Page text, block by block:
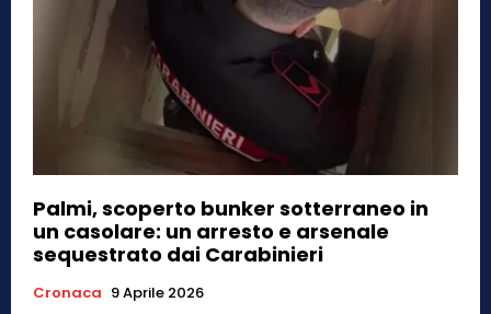
Palmi, scoperto bunker sotterraneo in
un casolare: un arresto e arsenale
sequestrato dai Carabinieri
Cronaca 9 Aprile 2026